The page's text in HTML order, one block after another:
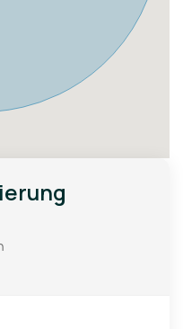
der nahegelegenen
Bildung für die
Kombination
Bequemlichkeit
Juwel für jeden, der